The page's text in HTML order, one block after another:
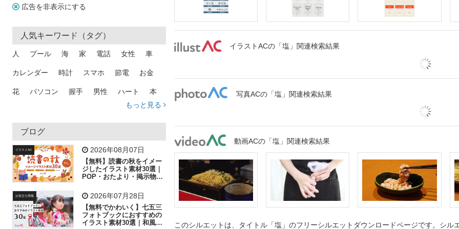
広告を非表示にする
人気キーワード（タグ）
人 プール 海 家 電話 女性 車
カレンダー 時計 スマホ 節電 お金
花 パソコン 握手 男性 ハート 本
トラック 木
吹き出し
飛行機 グラフ ビル 魚 家族 書類
歩く 工場 会社 太陽 キラキラ
子供 作業員 葉 相談 ピクトグラム
もっと見る
ブログ
イラストAC 2026年08月07日
【無料】読書の秋をイメー
ジしたイラスト素材30選｜
POP・おたより・掲示物に
お役立ち情報 2026年07月28日
【無料でかわいく】七五三
フォトブックにおすすめの
イラスト素材30選｜和風の
イラストACの「塩」関連検索結果
写真ACの「塩」関連検索結果
動画ACの「塩」関連検索結果
このシルエットは、タイトル「塩」のフリーシルエットダウンロードページです。シ